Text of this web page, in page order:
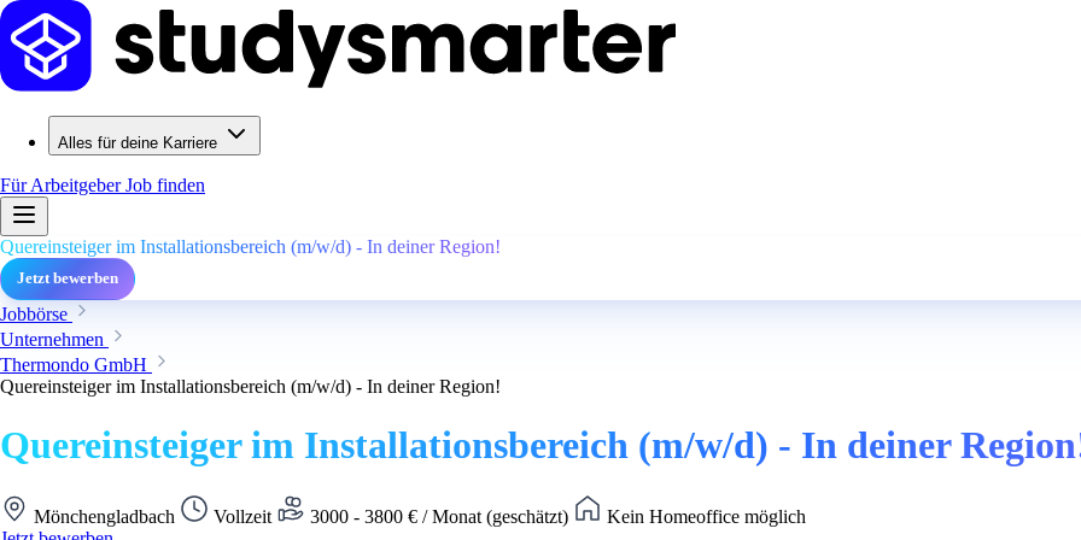
Alles für deine Karriere
Für ArbeitgeberJob finden
Quereinsteiger im Installationsbereich (m/w/d) - In deiner Region!
Jetzt bewerben
Jobbörse
Unternehmen
Thermondo GmbH
Quereinsteiger im Installationsbereich (m/w/d) - In deiner Region!
Quereinsteiger im Installationsbereich (m/w/d) - In deiner
Mönchengladbach Vollzeit 3000 - 3800 € / Monat (geschätzt)
Kein Homeoffice möglich